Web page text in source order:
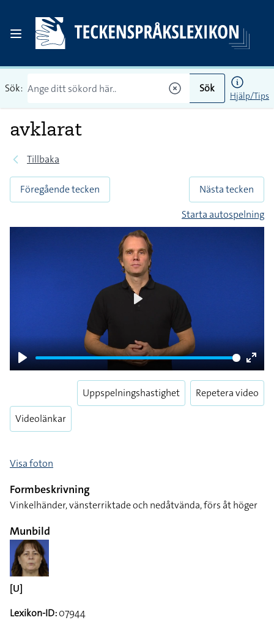
Sök: Sök
Hjälp/Tips
avklarat
Tillbaka
Föregående tecken
Nästa tecken
Starta autospelning
Play
Enter
Videolänkar
Uppspelningshastighet Repetera video
Visa foton
Formbeskrivning
Vinkelhänder, vänsterriktade och nedåtvända, förs åt höger
Munbild
[U]
Lexikon-ID:07944